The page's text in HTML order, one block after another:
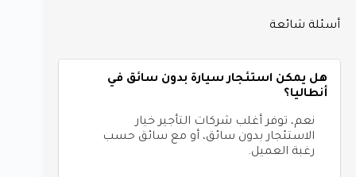
أسئلة شائعة
هل يمكن استئجار سيارة بدون سائق في
أنطاليا؟
نعم، توفر أغلب شركات التأجير خيار
الاستئجار بدون سائق، أو مع سائق حسب
رغبة العميل.